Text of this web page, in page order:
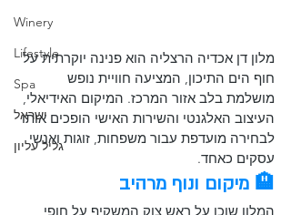
Winery
Lifestyle
Spa
ישראל
גליל עליון
מלון דן אכדיה הרצליה הוא פנינה יוקרתית על
חוף הים התיכון, המציעה חוויית נופש
מושלמת בלב אזור המרכז. המיקום האידיאלי,
העיצוב האלגנטי והשירות האישי הופכים אותו
לבחירה מועדפת עבור משפחות, זוגות ואנשי
עסקים כאחד.​
🏨 מיקום ונוף מרהיב
המלון שוכן על ראש צוק המשקיף על חופי